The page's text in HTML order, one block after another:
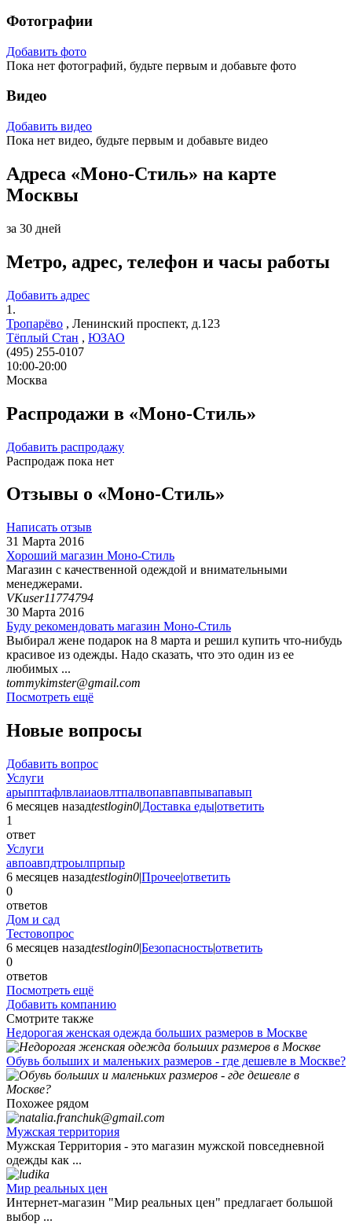
Фотографии
Добавить фото
Пока нет фотографий, будьте первым и добавьте фото
Видео
Добавить видео
Пока нет видео, будьте первым и добавьте видео
Адреса «Моно-Стиль» на карте
Москвы
за 30 дней
Метро, адрес, телефон и часы работы
Добавить адрес
1.
Тропарёво , Ленинский проспект, д.123
Тёплый Стан , ЮЗАО
(495) 255-0107
10:00-20:00
Москва
Распродажи в «Моно-Стиль»
Добавить распродажу
Распродаж пока нет
Отзывы о «Моно-Стиль»
Написать отзыв
31 Марта 2016
Хороший магазин Моно-Стиль
Магазин с качественной одеждой и внимательными
менеджерами.
VKuser11774794
30 Марта 2016
Буду рекомендовать магазин Моно-Стиль
Выбирал жене подарок на 8 марта и решил купить что-нибудь
красивое из одежды. Надо сказать, что это один из ее
любимых ...
tommykimster@gmail.com
Посмотреть ещё
Новые вопросы
Добавить вопрос
Услуги
арыпптафлвлаиаовлтпалвопавпавпывапавып
6 месяцев назадtestlogin0|Доставка еды|ответить
1
ответ
Услуги
авпоавпдтроылпрпыр
6 месяцев назадtestlogin0|Прочее|ответить
0
ответов
Дом и сад
Тестовопрос
6 месяцев назадtestlogin0|Безопасность|ответить
0
ответов
Посмотреть ещё
Добавить компанию
Смотрите также
Недорогая женская одежда больших размеров в Москве
Обувь больших и маленьких размеров - где дешевле в Москве?
Похожее рядом
Мужская территория
Мужская Территория - это магазин мужской повседневной
одежды как ...
Мир реальных цен
Интернет-магазин "Мир реальных цен" предлагает большой
выбор ...